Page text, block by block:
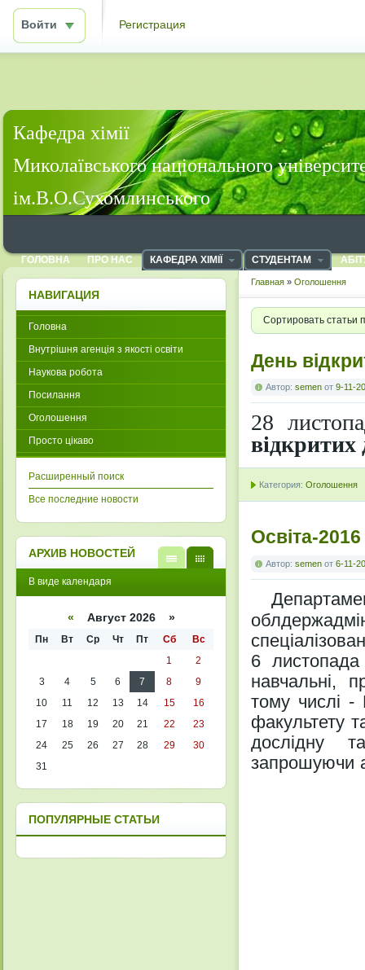
Войти Регистрация
Кафедра хімії
Миколаївського національного
ім.В.О.Сухомлинського
ГОЛОВНА ПРО НАС КАФЕДРА ХІМІЇ СТУДЕНТАМ
Главная » Оголошення
Сортировать статьи
День
Автор: semen от 9-11-
28
відкритих
Категория: Оголошення
Освіта-2016
Автор: semen от 6-11-
6
навчальні,
тому числі
факультету
дослідну
запрошуючи
НАВИГАЦИЯ
Головна
Внутрішня агенція з якості освіти
Наукова робота
Посилання
Оголошення
Просто цікаво
Расширенный поиск
Все последние новости
АРХИВ НОВОСТЕЙ
кален
списк
В виде календаря
« Август 2026 »
Пн Вт Ср Чт Пт Сб
Вс
1
2
3
4 5 6 7 8
9
10
11 12 13 14 15
16
17
18 19 20 21 22
23
24
25 26 27 28 29
30
31
ПОПУЛЯРНЫЕ СТАТЬИ